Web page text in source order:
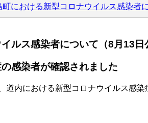
町における新型コロナウイルス感染者
ルス感染者について（8月13日
感染者が確認されました
道内における新型コロナウイルス感染